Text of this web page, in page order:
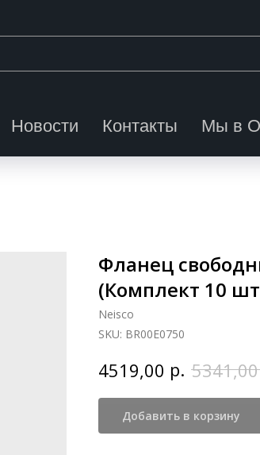
Новости Контакты Мы в
Фланец
(Комплект 10
Neisco
SKU: BR00E0750
4519,00 р. 5341,00
Добавить в корзину